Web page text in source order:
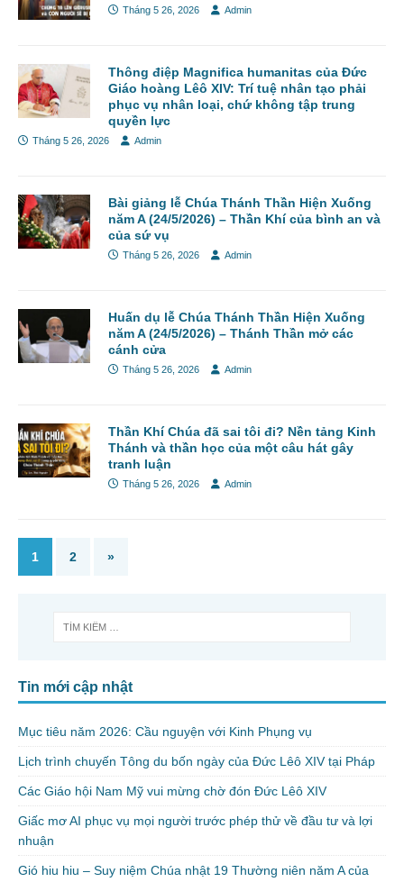
Tháng 5 26, 2026 Admin
Thông điệp Magnifica humanitas của Đức
Giáo hoàng Lêô XIV: Trí tuệ nhân tạo phải
phục vụ nhân loại, chứ không tập trung
quyền lực
Tháng 5 26, 2026 Admin
Bài giảng lễ Chúa Thánh Thần Hiện Xuống
năm A (24/5/2026) – Thần Khí của bình an và
của sứ vụ
Tháng 5 26, 2026 Admin
Huấn dụ lễ Chúa Thánh Thần Hiện Xuống
năm A (24/5/2026) – Thánh Thần mở các
cánh cửa
Tháng 5 26, 2026 Admin
Thần Khí Chúa đã sai tôi đi? Nền tảng Kinh
Thánh và thần học của một câu hát gây
tranh luận
Tháng 5 26, 2026 Admin
1 2 »
Tin mới cập nhật
Mục tiêu năm 2026: Cầu nguyện với Kinh Phụng vụ
Lịch trình chuyến Tông du bốn ngày của Đức Lêô XIV tại Pháp
Các Giáo hội Nam Mỹ vui mừng chờ đón Đức Lêô XIV
Giấc mơ AI phục vụ mọi người trước phép thử về đầu tư và lợi
nhuận
Gió hiu hiu – Suy niệm Chúa nhật 19 Thường niên năm A của